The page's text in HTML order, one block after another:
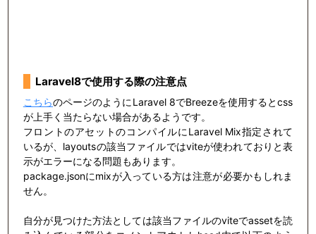
Laravel8で使用する際の注意点
こちらのページのようにLaravel 8でBreezeを使用するとcss
が上手く当たらない場合があるようです。
フロントのアセットのコンパイルにLaravel Mix指定されて
いるが、layoutsの該当ファイルではviteが使われておりと表
示がエラーになる問題もあります。
package.jsonにmixが入っている方は注意が必要かもしれま
せん。
自分が見つけた方法としては該当ファイルのviteでassetを読